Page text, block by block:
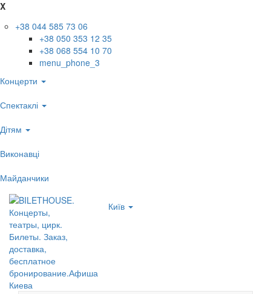
X
+38 044 585 73 06
+38 050 353 12 35
+38 068 554 10 70
menu_phone_3
Концерти
Спектаклі
Дітям
Виконавці
Майданчики
Київ